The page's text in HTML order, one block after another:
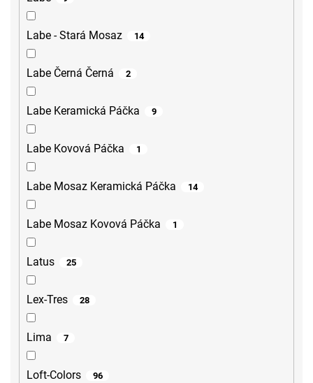
Labe - Stará Mosaz 14
Labe Černá Černá 2
Labe Keramická Páčka 9
Labe Kovová Páčka 1
Labe Mosaz Keramická Páčka 14
Labe Mosaz Kovová Páčka 1
Latus 25
Lex-Tres 28
Lima 7
Loft-Colors 96